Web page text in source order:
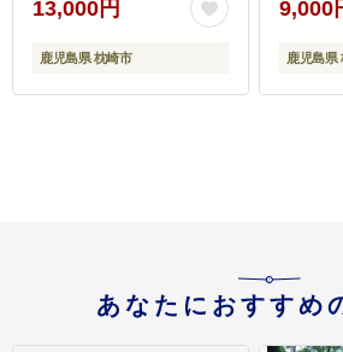
13,000円
鹿児島県 枕崎市
9,000
鹿児島県
あなたにおすすめ